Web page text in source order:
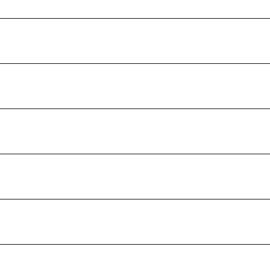
Basilicata
Molise
Bezirk Marijampolė
Northern Region
Woiwodschaft Masowien